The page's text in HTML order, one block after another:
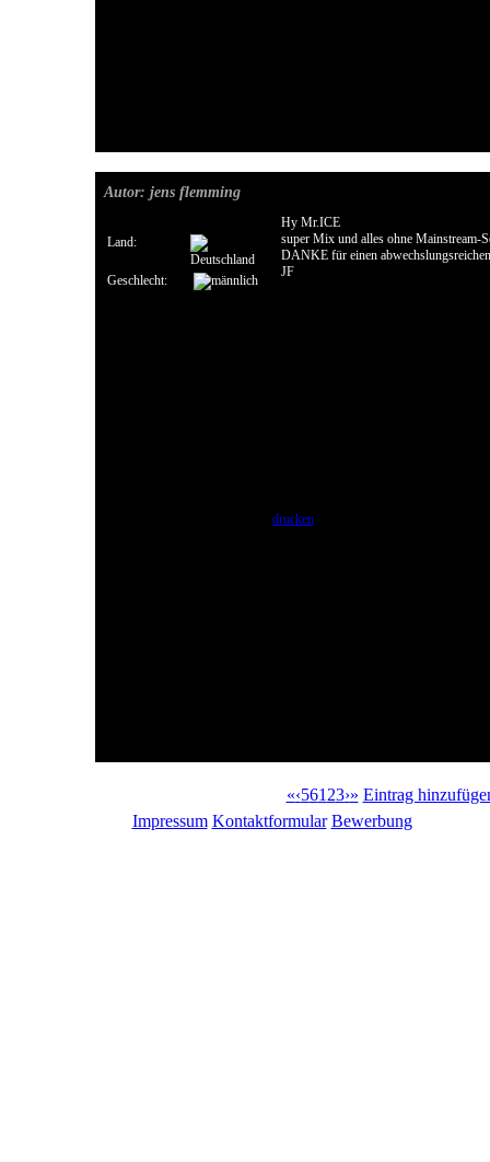
Autor: jens flemming
Land:
Geschlecht:
Hy Mr.ICE
super Mix und alles ohne Mainstream-
DANKE für einen
JF
drucken
«‹561 23›» Eintrag
Impressum Kontaktformular Bewerbung